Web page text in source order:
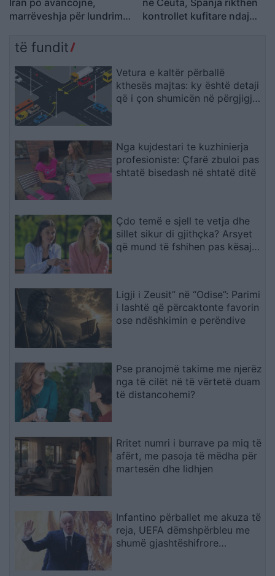
marrëveshja për lundrimin
shpejti
kontrollet kufitare ndaj
të fundit
Vetura e kaltër përballë
kthesës majtas: ky është detaji
që i çon shumicën në përgjigje
Nga kujdestari te kuzhinierja
profesioniste: Çfarë zbuloi pas
shtatë bisedash në shtatë ditë
Çdo temë e sjell te vetja dhe
sillet sikur di gjithçka? Arsyet
që mund të fshihen pas kësaj
Ligji i Zeusit” në “Odise”: Parimi
i lashtë që përcaktonte favorin
ose ndëshkimin e perëndive
Pse pranojmë takime me njerëz
nga të cilët në të vërtetë duam
të distancohemi?
Rritet numri i burrave pa miq të
afërt, me pasoja të mëdha për
martesën dhe lidhjen
Infantino përballet me akuza të
reja, UEFA dëmshpërbleu me
shumë gjashtëshifrore